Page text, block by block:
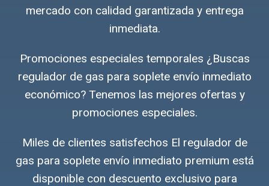
mercado con calidad garantizada y entrega
inmediata.
Promociones especiales temporales ¿Buscas
regulador de gas para soplete envío inmediato
económico? Tenemos las mejores ofertas y
promociones especiales.
Miles de clientes satisfechos El regulador de
gas para soplete envío inmediato premium está
disponible con descuento exclusivo para